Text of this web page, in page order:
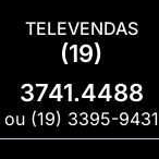
TELEVENDAS
(19)
3741.4488
ou (19) 3395-9431